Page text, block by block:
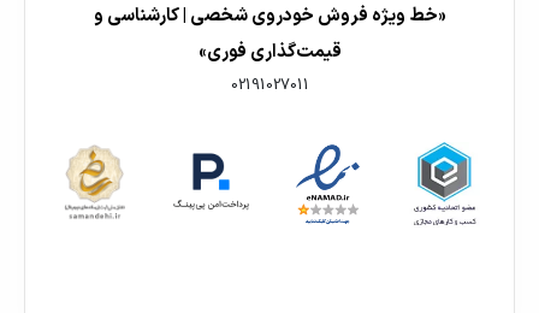
«خط ویژه فروش خودروی شخصی | کارشناسی و
قیمت‌گذاری فوری»
02191027011